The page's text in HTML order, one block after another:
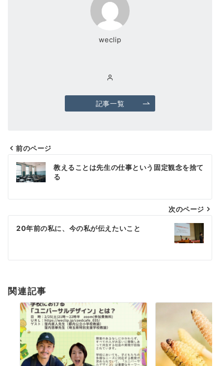
weclip
記事一覧
投
稿
ビ
ゲ
シ
ン
前のページ
教えることは先生の仕事という固定観念を捨て
る
次のページ
20年前の私に、今の私が伝えたいこと
関連記事